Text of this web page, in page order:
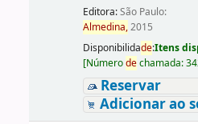
Editora:São Paulo:
Almedina,2015
Disponibilidade:Itens
[Númerodechamada:
Reservar
Adicionar ao